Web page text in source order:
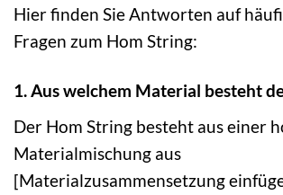
Hier finden Sie Antworten auf
Fragen zum Hom String:
1. Aus welchem Material besteht
Der Hom String besteht aus einer
Materialmischung aus
[Materialzusammensetzung